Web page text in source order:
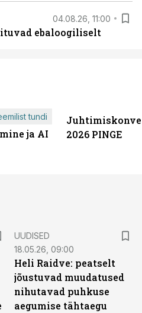
04.08.26, 11:00
ebaloogiliselt
ja AI
tundi
2026 PINGE
UUDISED
18.05.26, 09:00
Heli Raidve: peatselt
jõustuvad muudatused
nihutavad puhkuse
aegumise tähtaegu